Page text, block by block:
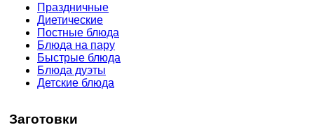
Праздничные
Диетические
Постные блюда
Блюда на пару
Быстрые блюда
Блюда дуэты
Детские блюда
Заготовки